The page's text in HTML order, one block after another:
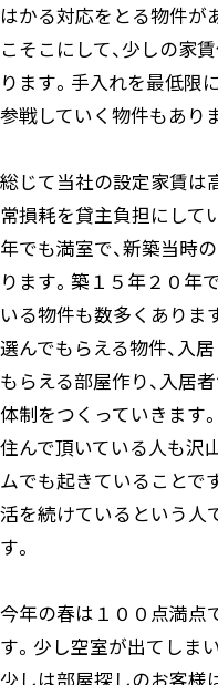
はかる対応をとる物件が
こそこにして、少しの家
ります。手入れを最低限
参戦していく物件もあり
総じて当社の設定家賃は
常損耗を貸主負担にして
年でも満室で、新築当時
ります。築１５年２０年
いる物件も数多くありま
選んでもらえる物件、入
もらえる部屋作り、入居
体制をつくっていきます
住んで頂いている人も沢
ムでも起きていることで
活を続けているという人
す。
今年の春は１００点満点
す。少し空室が出てしま